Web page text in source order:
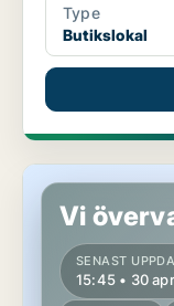
Type
Butikslokal
Butikslokal i Västra
Vi
SENAST
15:45 • 30